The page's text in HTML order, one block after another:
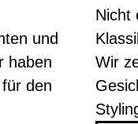
und
haben
den
Nicht
Wir